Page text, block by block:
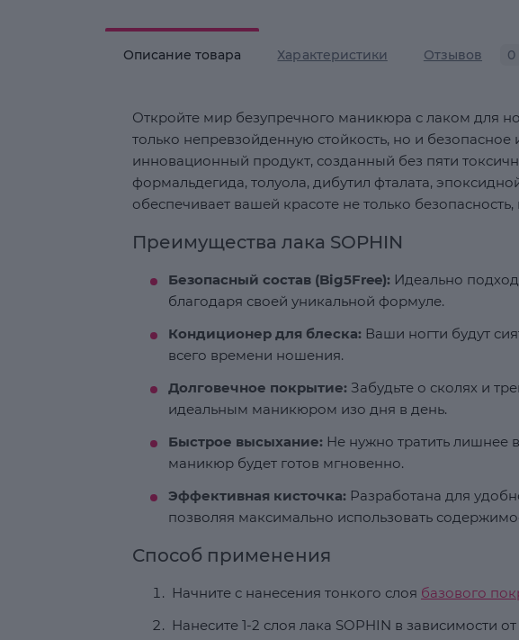
Описание товара Характеристики Отзывов 0
Откройте мир безупречного маникюра с лаком для
только непревзойденную стойкость, но и безопасное
инновационный продукт, созданный без пяти
формальдегида, толуола, дибутил фталата,
обеспечивает вашей красоте не только
Преимущества лака SOPHIN
Безопасный состав (Big5Free): Идеально
благодаря своей уникальной формуле.
Кондиционер для блеска: Ваши ногти будут
всего времени ношения.
Долговечное покрытие: Забудьте о сколях и
идеальным маникюром изо дня в день.
Быстрое высыхание: Не нужно тратить лишнее
маникюр будет готов мгновенно.
Эффективная кисточка: Разработана для
позволяя максимально использовать
Способ применения
Начните с нанесения тонкого слоя базового
Нанесите 1-2 слоя лака SOPHIN в зависимости